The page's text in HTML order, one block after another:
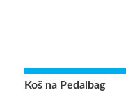
Koš na Pedalbag